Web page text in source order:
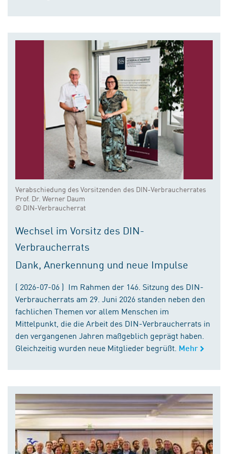
Verabschiedung des Vorsitzenden des DIN-Verbraucherrates
Prof. Dr. Werner Daum
© DIN-Verbraucherrat
Wechsel im Vorsitz des DIN-
Verbraucherrats
Dank, Anerkennung und neue Impulse
( 2026-07-06 ) Im Rahmen der 146. Sitzung des DIN-
Verbraucherrats am 29. Juni 2026 standen neben den
fachlichen Themen vor allem Menschen im
Mittelpunkt, die die Arbeit des DIN-Verbraucherrats in
den vergangenen Jahren maßgeblich geprägt haben.
Gleichzeitig wurden neue Mitglieder begrüßt. Mehr